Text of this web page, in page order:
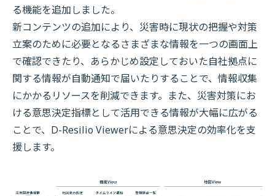
る機能を追加しました。
新コンテンツの追加により、災害時に現状の把握や対策
立案のために必要となるさまざまな情報を一つの画面上
で確認できたり、あらかじめ設定しておいた自社拠点に
関する情報が自動通知で届いたりすることで、情報収集
にかかるリソースを削減できます。また、災害対策にお
ける意思決定指標として活用できる情報が大幅に広がる
ことで、D-Resilio Viewerによる意思決定の効率化を支
援します。